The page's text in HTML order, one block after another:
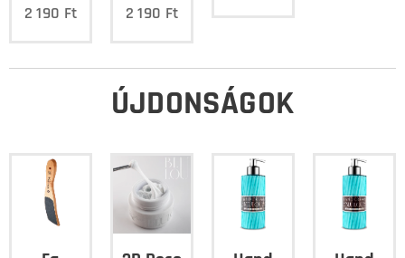
2 190 Ft 2 190 Ft
ÚJDONSÁGOK